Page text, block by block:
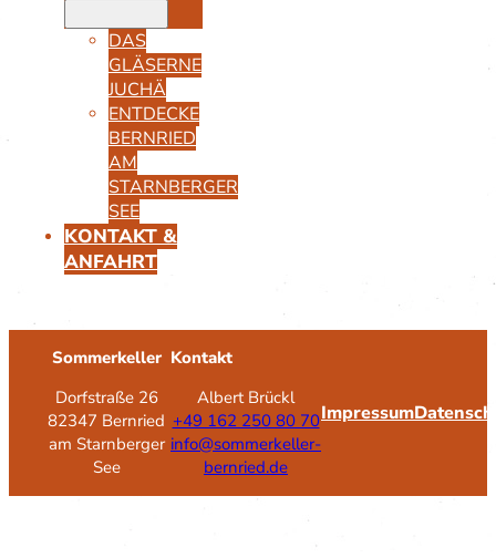
DAS
GLÄSERNE
JUCHÄ
ENTDECKE
BERNRIED
AM
STARNBERGER
SEE
KONTAKT &
ANFAHRT
Sommerkeller
Dorfstraße 26
82347 Bernried
am Starnberger
See
Kontakt
Albert Brückl
+49 162 250 80 70
info@sommerkeller-
bernried.de
Impressum